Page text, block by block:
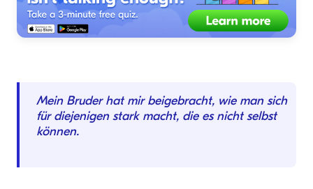
Mein Bruder hat mir beigebracht, wie man sich
für diejenigen stark macht, die es nicht selbst
können.